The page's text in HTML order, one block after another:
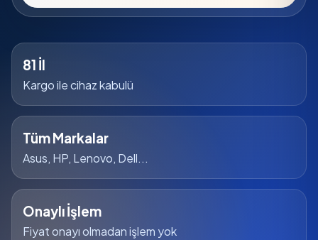
81 İl
Kargo ile cihaz kabulü
Tüm Markalar
Asus, HP, Lenovo, Dell...
Onaylı İşlem
Fiyat onayı olmadan işlem yok